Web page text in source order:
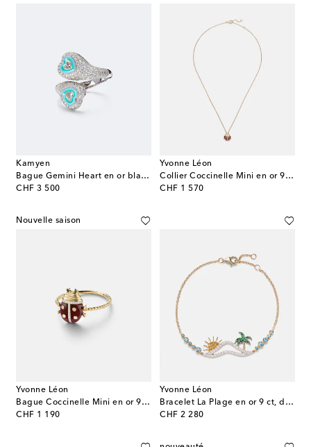
Kamyen
Bague Gemini Heart en or blanc 18 ct et diamants
CHF 3 500
original price
Yvonne Léon
Collier Coccinelle Mini en or 9 ct, diamants et agate
CHF 1 570
original price
Nouvelle saison
Yvonne Léon
Bague Coccinelle Mini en or 9 ct, agate et diamants
CHF 1 190
original price
Yvonne Léon
Bracelet La Plage en or 9 ct, diamants et pierres précieuses
CHF 2 280
original price